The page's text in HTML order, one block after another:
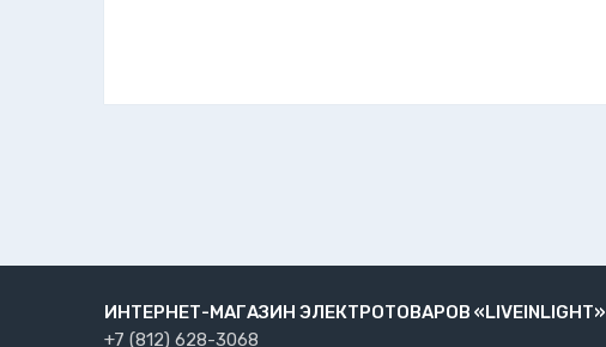
ИНТЕРНЕТ-МАГАЗИН ЭЛЕКТРОТОВАРОВ «LIVEINLIGHT»
+7 (812) 628-3068